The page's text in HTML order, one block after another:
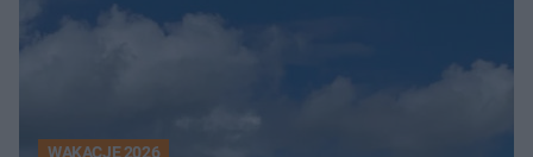
WAKACJE 2026